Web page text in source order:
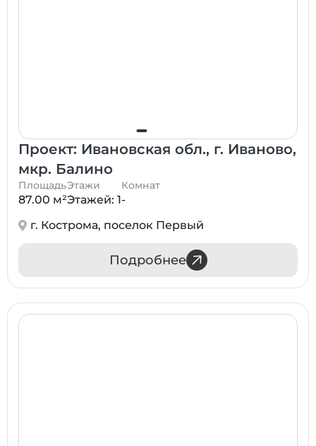
Проект: Ивановская обл., г. Иваново,
мкр. Балино
Площадь
87.00 м²
Этажи
Этажей: 1
Комнат
-
г. Кострома, поселок Первый
Подробнее